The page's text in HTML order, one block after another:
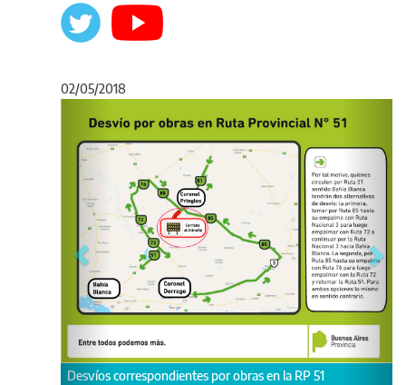
02/05/2018
Desvíos correspondientes por obras en la RP 51